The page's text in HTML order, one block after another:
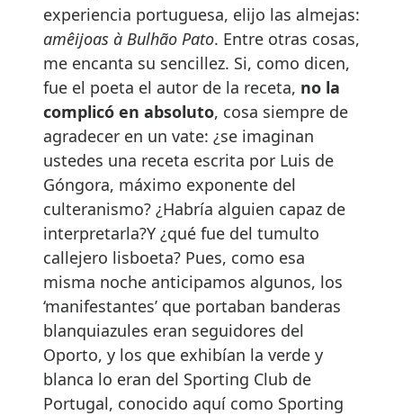
experiencia portuguesa, elijo las almejas:
amêijoas à Bulhão Pato. Entre otras cosas,
me encanta su sencillez. Si, como dicen,
fue el poeta el autor de la receta, no la
complicó en absoluto, cosa siempre de
agradecer en un vate: ¿se imaginan
ustedes una receta escrita por Luis de
Góngora, máximo exponente del
culteranismo? ¿Habría alguien capaz de
interpretarla?Y ¿qué fue del tumulto
callejero lisboeta? Pues, como esa
misma noche anticipamos algunos, los
‘manifestantes’ que portaban banderas
blanquiazules eran seguidores del
Oporto, y los que exhibían la verde y
blanca lo eran del Sporting Club de
Portugal, conocido aquí como Sporting